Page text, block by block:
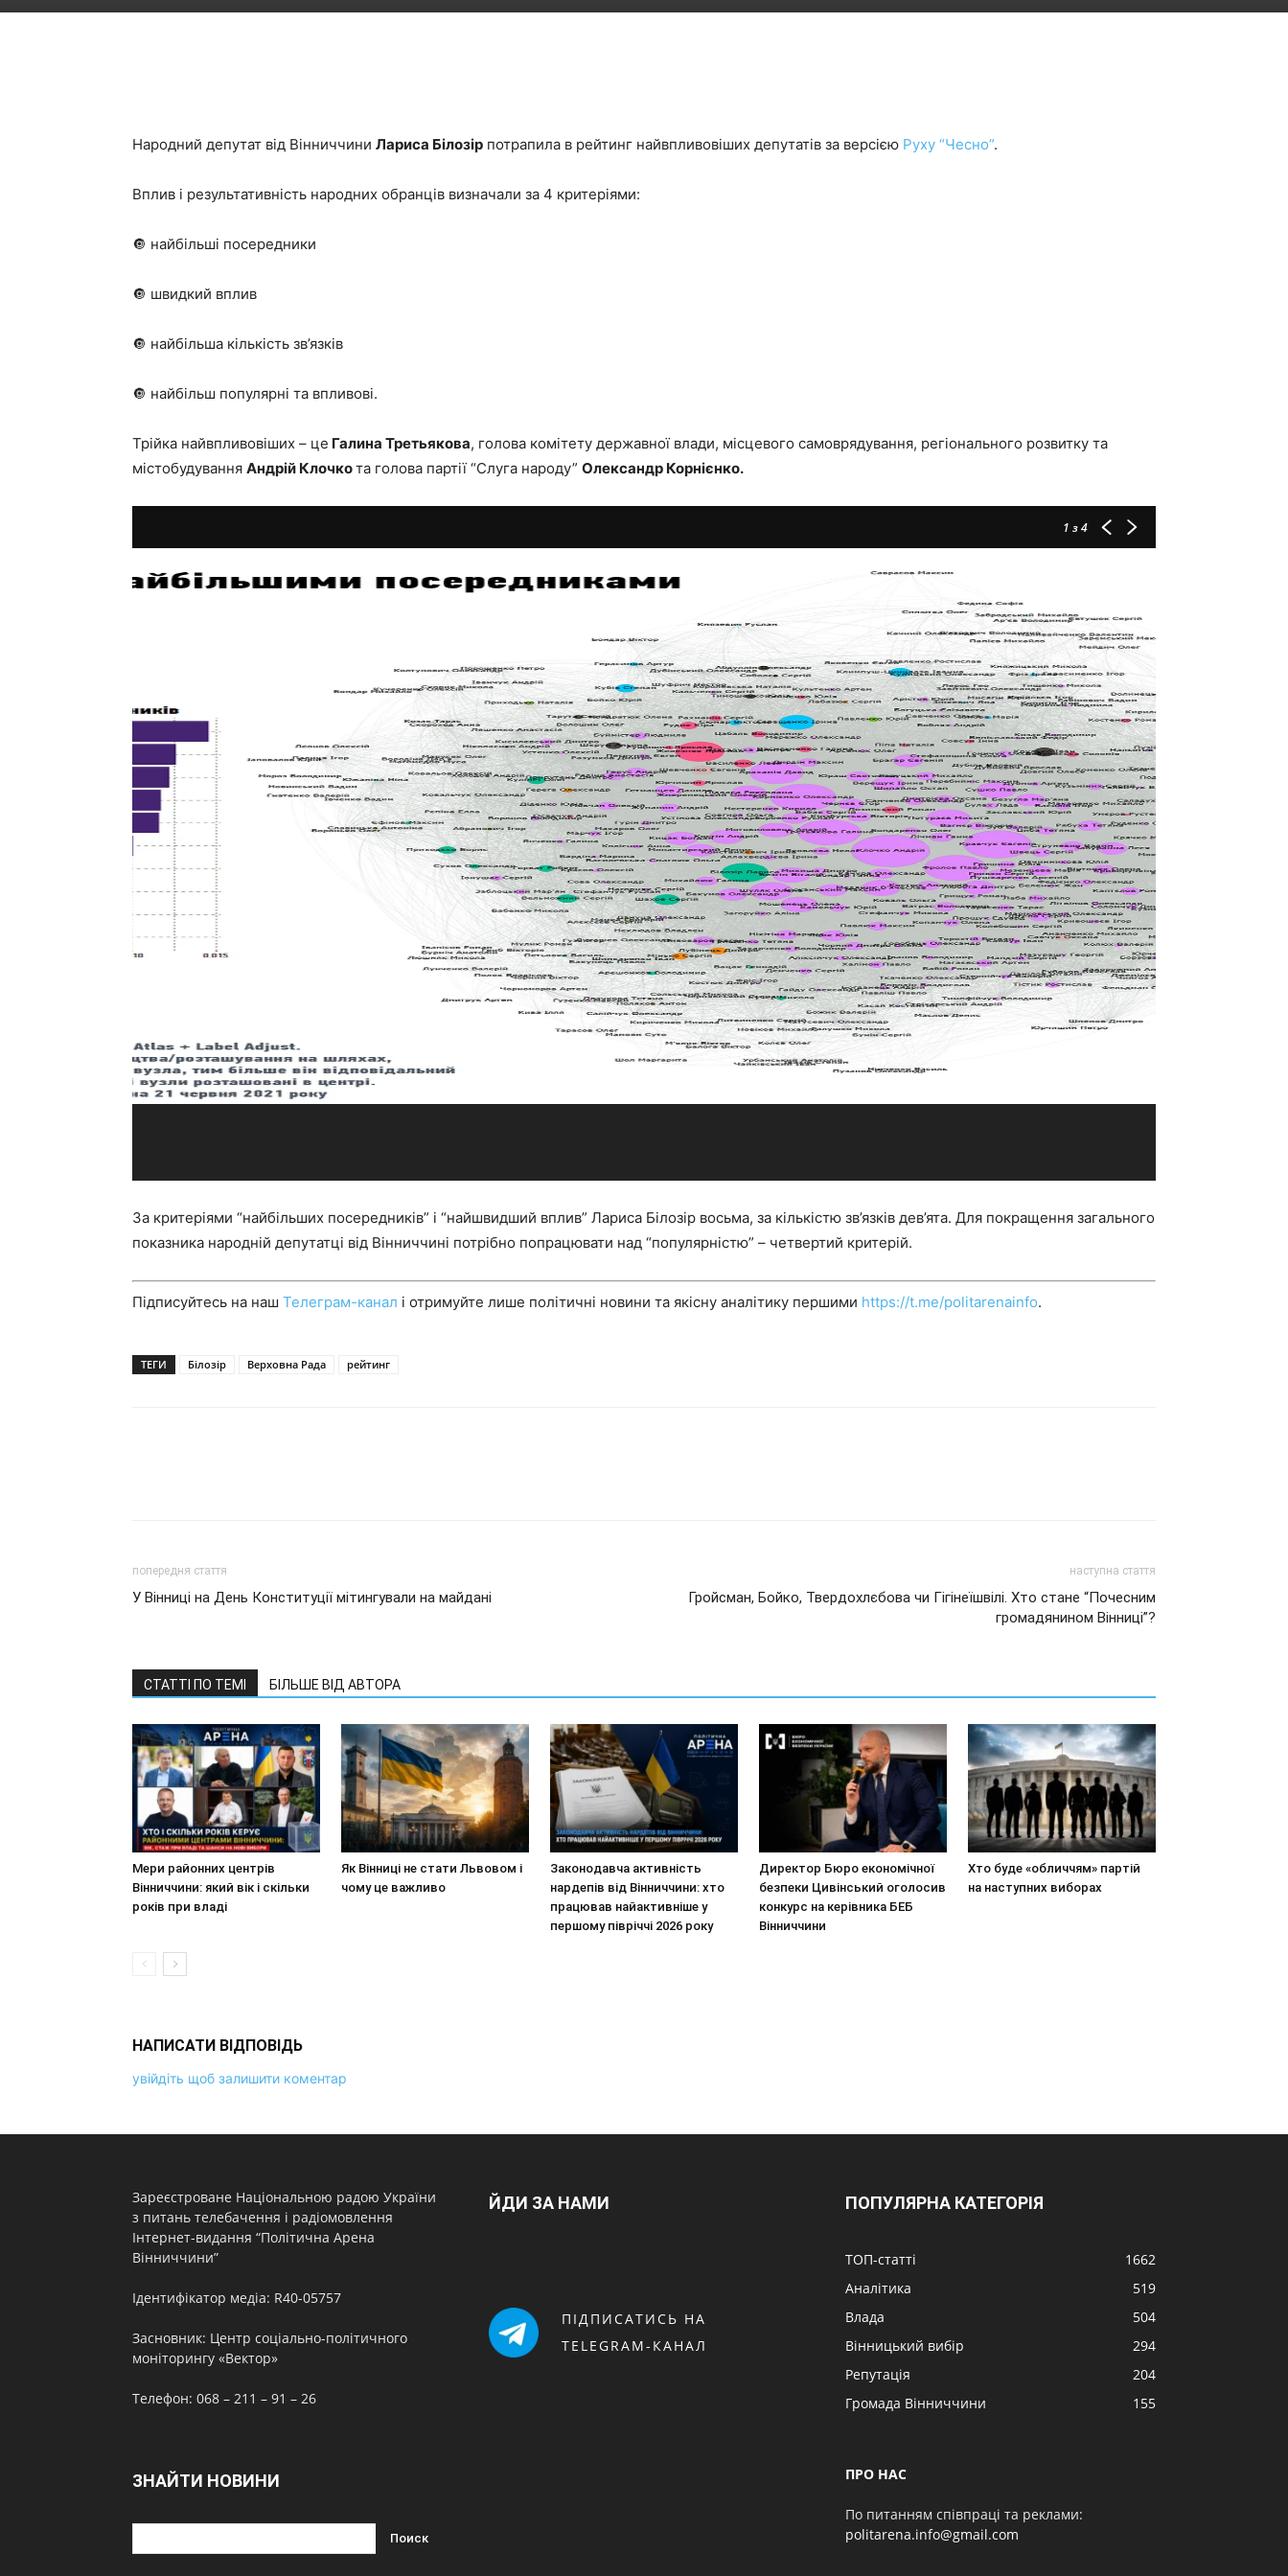
Народний депутат від Вінниччини Лариса Білозір потрапила в рейтинг найвпливовіших депутатів за версією Руху “Чесно”.
Вплив і результативність народних обранців визначали за 4 критеріями:
🔘 найбільші посередники
🔘 швидкий вплив
🔘 найбільша кількість зв’язків
🔘 найбільш популярні та впливові.
Трійка найвпливовіших – це Галина Третьякова, голова комітету державної влади, місцевого самоврядування, регіонального розвитку та
містобудування Андрій Клочкота голова партії “Слуга народу” Олександр Корнієнко.
1 з 4
За критеріями “найбільших посередників” і “найшвидший вплив” Лариса Білозір восьма, за кількістю зв’язків дев’ята. Для покращення загального
показника народній депутатці від Вінниччині потрібно попрацювати над “популярністю” – четвертий критерій.
Підписуйтесь на наш Телеграм-канал і отримуйте лише політичні новини та якісну аналітику першими https://t.me/politarenainfo.
ТЕГИ Білозір Верховна Рада рейтинг
попередня стаття
У Вінниці на День Конституції мітингували на майдані
наступна стаття
Гройсман, Бойко, Твердохлєбова чи Гігінеїшвілі. Хто стане “Почесним
громадянином Вінниці”?
СТАТТІ ПО ТЕМІ БІЛЬШЕ ВІД АВТОРА
Мери районних центрів
Вінниччини: який вік і скільки
років при владі
Як Вінниці не стати Львовом і
чому це важливо
Законодавча активність
нардепів від Вінниччини: хто
працював найактивніше у
першому півріччі 2026 року
Директор Бюро економічної
безпеки Цивінський оголосив
конкурс на керівника БЕБ
Вінниччини
Хто буде «обличчям» партій
на наступних виборах
НАПИСАТИ ВІДПОВІДЬ
увійдіть щоб залишити коментар
Зареєстроване Національною радою України
з питань телебачення і радіомовлення
Інтернет-видання “Політична Арена
Вінниччини”
Ідентифікатор медіа: R40-05757
Засновник: Центр соціально-політичного
моніторингу «Вектор»
Телефон: 068 – 211 – 91 – 26
ЗНАЙТИ НОВИНИ
ЙДИ ЗА НАМИ
ПІДПИСАТИСЬ НА
TELEGRAM-КАНАЛ
ПОПУЛЯРНА КАТЕГОРІЯ
ТОП-статті
1662
Аналітика
519
Влада
504
Вінницький вибір
294
Репутація
204
Громада Вінниччини
155
ПРО НАС
По питанням співпраці та реклами:
politarena.info@gmail.com